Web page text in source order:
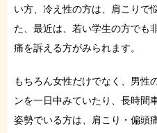
い方、冷え性の方は、肩こりで
た、最近は、若い学生の方でも
痛を訴える方がみられます。
もちろん女性だけでなく、男性
ンを一日中みていたり、長時間
姿勢でいる方は、肩こり・偏頭